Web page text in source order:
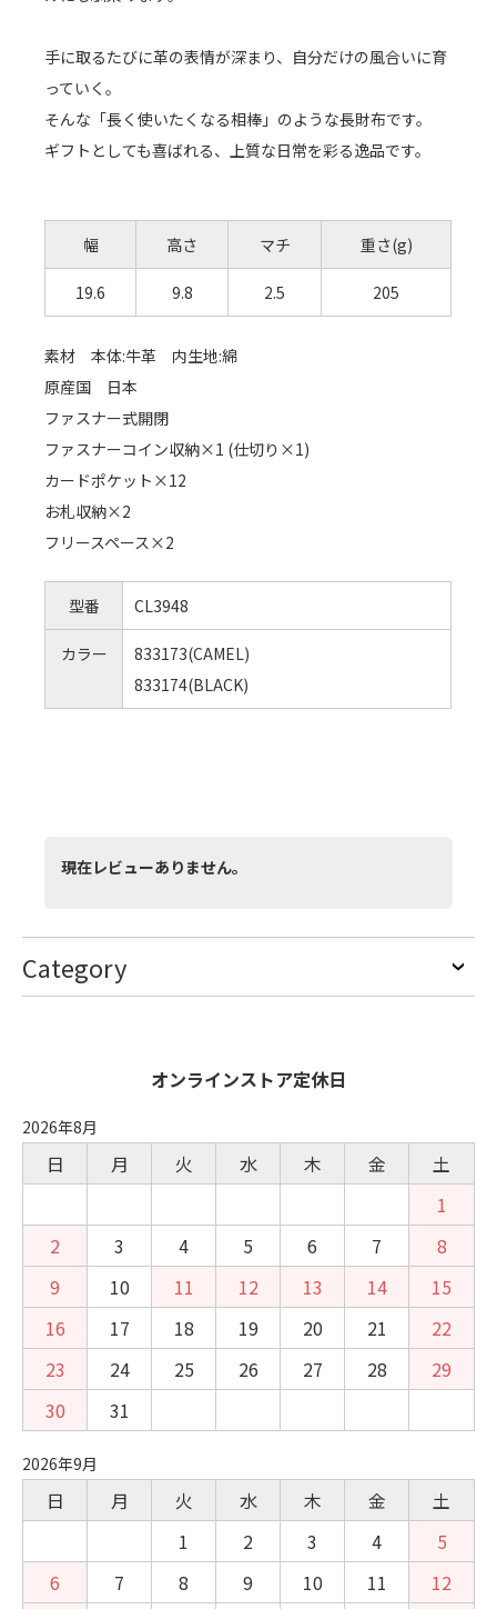
現在レビューありません。
Category
オンラインストア定休日
2026年8月
日 月 火 水 木 金
土
1
2
3 4 5 6 7
8
9
10 11 12 13 14
15
16
17 18 19 20 21
22
23
24 25 26 27 28
29
30
31
2026年9月
日 月 火 水 木 金
土
1
2 3 4
5
6
7 8 9 10 11
12
手に取るたびに革の表情が深まり、自分だけの風合いに育
っていく。
そんな「長く使いたくなる相棒」のような長財布です。
ギフトとしても喜ばれる、上質な日常を彩る逸品です。
幅 高さ マチ 重さ(g)
19.6 9.8 2.5 205
素材 本体:牛革 内生地:綿
原産国 日本
ファスナー式開閉
ファスナーコイン収納×1 (仕切り×1)
カードポケット×12
お札収納×2
フリースペース×2
型番 CL3948
カラー
833173(CAMEL)
833174(BLACK)